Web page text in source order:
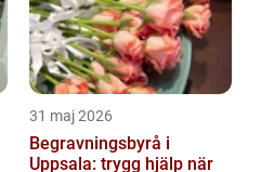
31 maj 2026
Begravningsbyrå i
Uppsala: trygg hjälp när